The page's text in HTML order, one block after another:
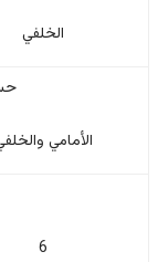
الخلفي
الأمامي
6